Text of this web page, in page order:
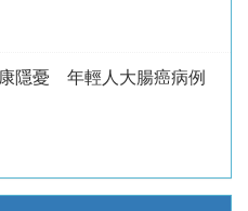
隱憂 年輕人大腸癌病例